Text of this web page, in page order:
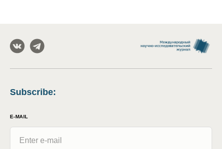
Subscribe:
E-MAIL